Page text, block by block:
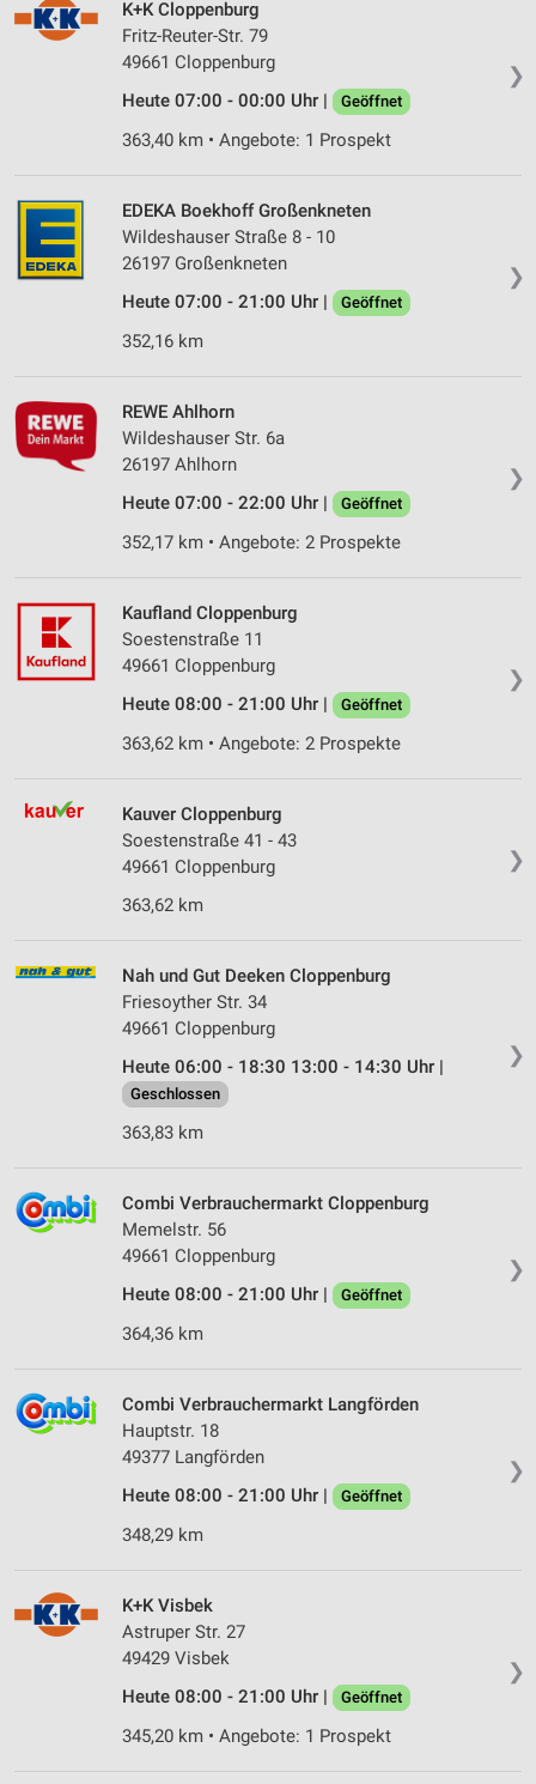
❯
K+K Cloppenburg
Fritz-Reuter-Str. 79
49661 Cloppenburg
Heute 07:00 - 00:00 Uhr |
Geöffnet
363,40 km • Angebote: 1 Prospekt
❯
EDEKA Boekhoff Großenkneten
Wildeshauser Straße 8 - 10
26197 Großenkneten
Heute 07:00 - 21:00 Uhr |
Geöffnet
352,16 km
❯
REWE Ahlhorn
Wildeshauser Str. 6a
26197 Ahlhorn
Heute 07:00 - 22:00 Uhr |
Geöffnet
352,17 km • Angebote: 2 Prospekte
❯
Kaufland Cloppenburg
Soestenstraße 11
49661 Cloppenburg
Heute 08:00 - 21:00 Uhr |
Geöffnet
363,62 km • Angebote: 2 Prospekte
❯
Kauver Cloppenburg
Soestenstraße 41 - 43
49661 Cloppenburg
363,62 km
❯
Nah und Gut Deeken Cloppenburg
Friesoyther Str. 34
49661 Cloppenburg
Heute 06:00 - 18:30 13:00 - 14:30 Uhr |
Geschlossen
363,83 km
❯
Combi Verbrauchermarkt Cloppenburg
Memelstr. 56
49661 Cloppenburg
Heute 08:00 - 21:00 Uhr |
Geöffnet
364,36 km
❯
Combi Verbrauchermarkt Langförden
Hauptstr. 18
49377 Langförden
Heute 08:00 - 21:00 Uhr |
Geöffnet
348,29 km
❯
K+K Visbek
Astruper Str. 27
49429 Visbek
Heute 08:00 - 21:00 Uhr |
Geöffnet
345,20 km • Angebote: 1 Prospekt